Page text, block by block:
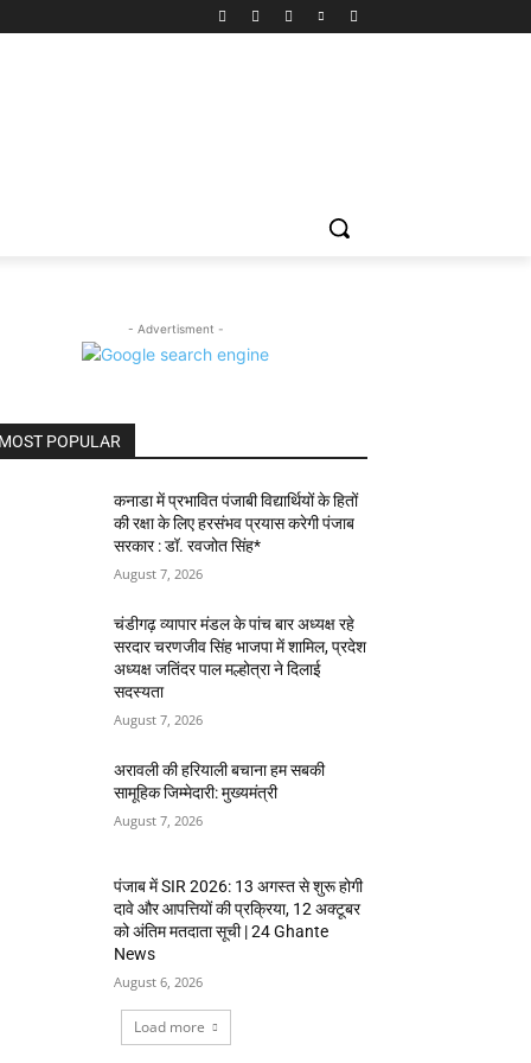
- Advertisment -
MOST POPULAR
कनाडा में प्रभावित पंजाबी विद्यार्थियों के हितों
की रक्षा के लिए हरसंभव प्रयास करेगी पंजाब
सरकार : डॉ. रवजोत सिंह*
August 7, 2026
चंडीगढ़ व्यापार मंडल के पांच बार अध्यक्ष रहे
सरदार चरणजीव सिंह भाजपा में शामिल, प्रदेश
अध्यक्ष जतिंदर पाल मल्होत्रा ने दिलाई
सदस्यता
August 7, 2026
अरावली की हरियाली बचाना हम सबकी
सामूहिक जिम्मेदारी: मुख्यमंत्री
August 7, 2026
पंजाब में SIR 2026: 13 अगस्त से शुरू होगी
दावे और आपत्तियों की प्रक्रिया, 12 अक्टूबर
को अंतिम मतदाता सूची | 24 Ghante
News
August 6, 2026
Load more